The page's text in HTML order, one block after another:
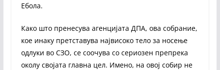
Ебола.
Како што пренесува агенцијата ДПА, ова собрание,
кое инаку претставува највисоко тело за носење
одлуки во СЗО, се соочува со сериозен препрека
околу својата главна цел. Имено, на овој собир не